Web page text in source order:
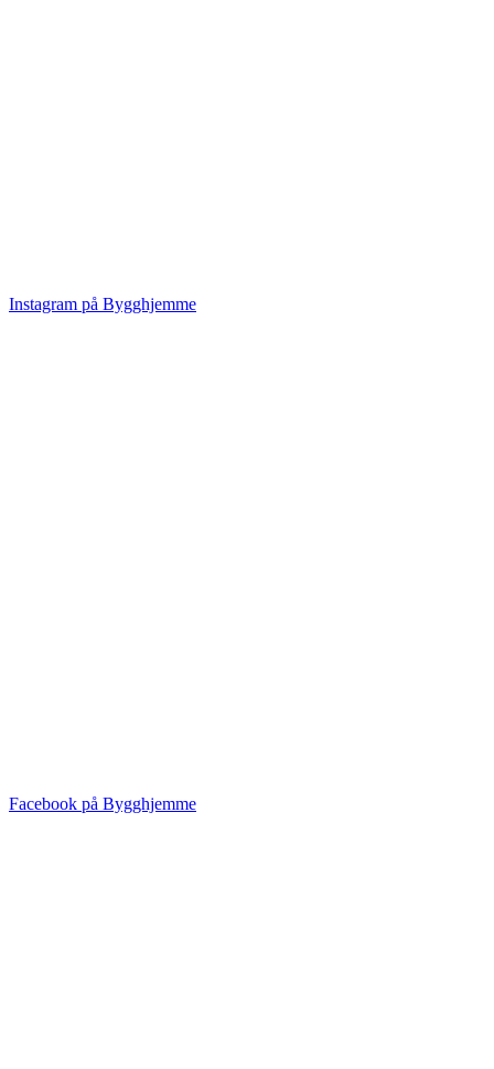
Instagram på Bygghjemme
Facebook på Bygghjemme